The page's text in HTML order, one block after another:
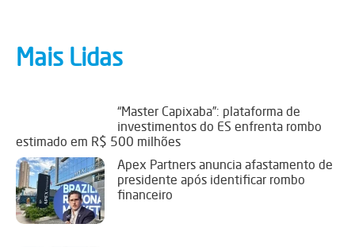
Mais Lidas
“Master Capixaba”: plataforma de
investimentos do ES enfrenta rombo
estimado em R$ 500 milhões
Apex Partners anuncia afastamento de
presidente após identificar rombo
financeiro